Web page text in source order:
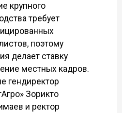
крупного
требует
поэтому
делает ставку
местных кадров.
гендиректор
Зорикто
и ректор